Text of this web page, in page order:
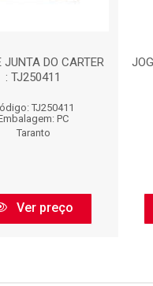
JUNTA DO CARTER
: TJ250411
TJ250411
PC
Taranto
Ver preço